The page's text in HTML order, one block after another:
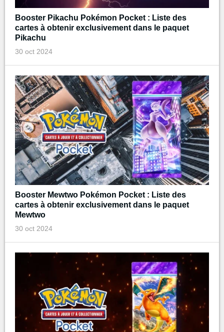
Booster Pikachu Pokémon Pocket : Liste des
cartes à obtenir exclusivement dans le paquet
Pikachu
30 oct 2024
Booster Mewtwo Pokémon Pocket : Liste des
cartes à obtenir exclusivement dans le paquet
Mewtwo
30 oct 2024